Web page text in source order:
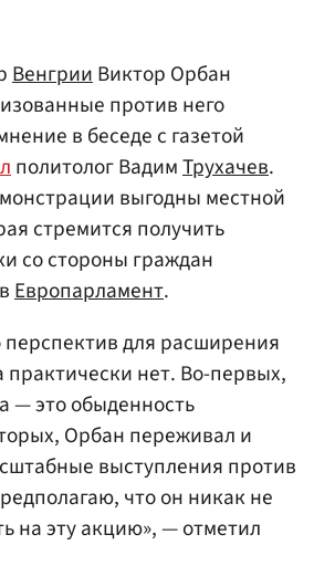
ВенгрииВиктор Орбан
против него
в беседе с газетой
политолог ВадимТрухачев.
выгодны местной
стремится получить
со стороны граждан
Европарламент.
перспектив для расширения
практически нет. Во-первых,
— это обыденность
Орбан переживал и
выступления против
что он никак не
на эту акцию», — отметил